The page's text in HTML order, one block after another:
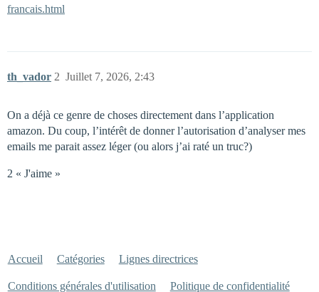
francais.html
th_vador Juillet 7, 2026, 2:43
2
On a déjà ce genre de choses directement dans l’application
amazon. Du coup, l’intérêt de donner l’autorisation d’analyser mes
emails me parait assez léger (ou alors j’ai raté un truc?)
2 « J'aime »
Accueil Catégories Lignes directrices
Conditions générales d'utilisation Politique de confidentialité